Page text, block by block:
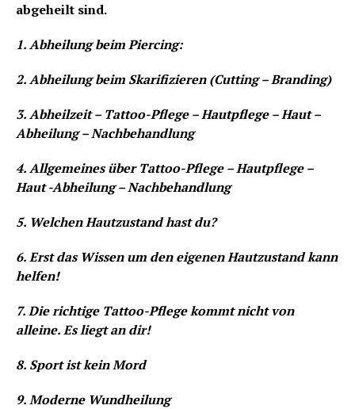
abgeheilt sind.
1. Abheilung beim Piercing:
2. Abheilung beim Skarifizieren (Cutting – Branding)
3. Abheilzeit – Tattoo-Pflege – Hautpflege – Haut –
Abheilung – Nachbehandlung
4. Allgemeines über Tattoo-Pflege – Hautpflege –
Haut -Abheilung – Nachbehandlung
5. Welchen Hautzustand hast du?
6. Erst das Wissen um den eigenen Hautzustand kann
helfen!
7. Die richtige Tattoo-Pflege kommt nicht von
alleine. Es liegt an dir!
8. Sport ist kein Mord
9. Moderne Wundheilung